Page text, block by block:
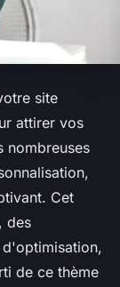
site
attirer vos
nombreuses
Cet
des
de ce thème